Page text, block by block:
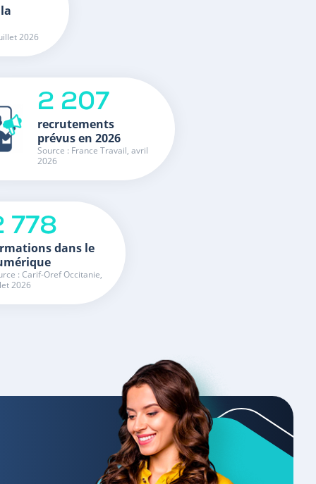
2026
2 207
recrutements
prévus en 2026
Source : France Travail, avril
2026
778
dans le
: Carif-Oref Occitanie,
2026